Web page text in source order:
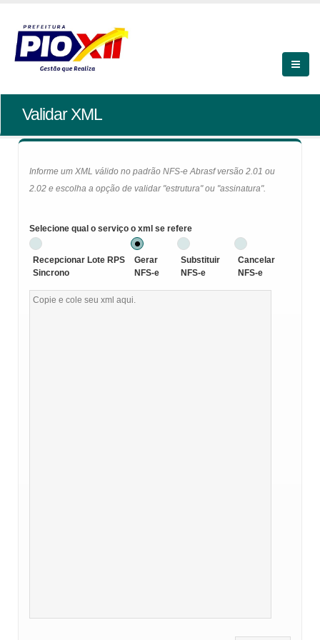
Validar XML
Informe um XML válido no padrão NFS-e Abrasf versão 2.01 ou
2.02 e escolha a opção de validar "estrutura" ou "assinatura".
Selecione qual o serviço o xml se refere
Recepcionar Lote RPS
Sincrono
Gerar
NFS-e
Substituir
NFS-e
Cancelar
NFS-e